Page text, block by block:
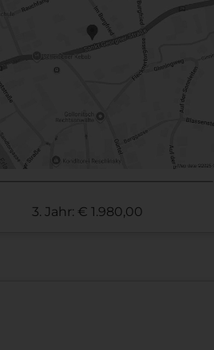
3. Jahr: € 1.980,00